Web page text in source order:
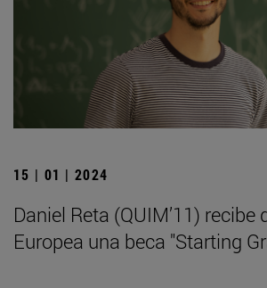
15 | 01 | 2024
Daniel Reta (QUIM’11) recibe
Europea una beca "Starting